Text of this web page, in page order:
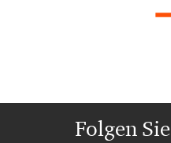
Folgen